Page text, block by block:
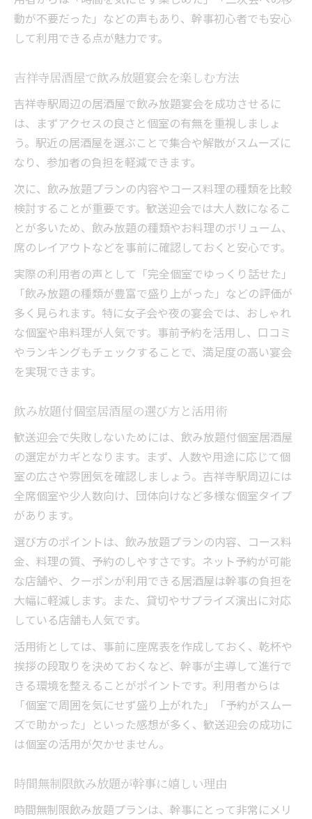
動が不要だった」などの声もあり、幹事初心者でも安心
して利用できる点が魅力です。
吉祥寺居酒屋で飲み放題宴会を楽しむ方法
吉祥寺駅周辺の居酒屋で飲み放題宴会を成功させるに
は、まずアクセスの良さと個室の有無を重視しましょ
う。駅近の居酒屋を選ぶことで集合や解散がスムーズに
なり、参加者の負担を軽減できます。
次に、飲み放題プランの内容やコース料理の種類を比較
検討することが重要です。歓送迎会では大人数になるこ
とが多いため、飲み放題の種類やお料理のボリューム、
席のレイアウトなどを事前に確認しておくと安心です。
実際の利用者の声として「完全個室でゆっくり話せた」
「飲み放題の種類が豊富で盛り上がった」などの評価が
多く見られます。特に女子会や夜の宴会では、おしゃれ
な個室や串料理が人気です。事前予約を活用し、口コミ
やランキングもチェックすることで、満足度の高い宴会
を実現できます。
飲み放題付個室居酒屋の選び方と活用術
歓送迎会で失敗しないためには、飲み放題付個室居酒屋
の選定がカギとなります。まず、人数や用途に応じて個
室の広さや雰囲気を確認しましょう。吉祥寺駅周辺には
全席個室や少人数向け、団体向けなど多様な個室タイプ
があります。
選び方のポイントは、飲み放題プランの内容、コース料
金、料理の質、予約のしやすさです。ネット予約が可能
な店舗や、クーポンが利用できる居酒屋は幹事の負担を
大幅に軽減します。また、貸切やサプライズ演出に対応
している店舗も人気です。
活用術としては、事前に座席表を作成しておく、乾杯や
挨拶の段取りを決めておくなど、幹事が主導して進行で
きる環境を整えることがポイントです。利用者からは
「個室で周囲を気にせず盛り上がれた」「予約がスムー
ズで助かった」といった感想が多く、歓送迎会の成功に
は個室の活用が欠かせません。
時間無制限飲み放題が幹事に嬉しい理由
時間無制限飲み放題プランは、幹事にとって非常にメリ